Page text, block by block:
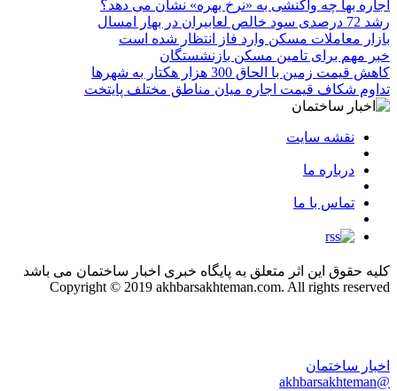
اجاره بها چه واکنشی به «نرخ بهره» نشان می دهد؟
رشد 72 درصدی سود خالص لعابیران در بهار امسال
بازار معاملات مسکن وارد فاز انتظار شده است
خبر مهم برای تامین مسکن بازنشستگان
کاهش قیمت زمین با الحاق 300 هزار هکتار به شهرها
تداوم شکاف قیمت اجاره میان مناطق مختلف پایتخت
نقشه سایت
درباره ما
تماس با ما
کلیه حقوق این اثر متعلق به پایگاه خبری اخبار ساختمان می باشد
Copyright © 2019 akhbarsakhteman.com. All rights reserved
اخبار ساختمان
@akhbarsakhteman